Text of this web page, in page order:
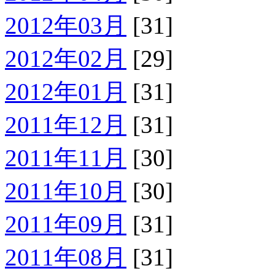
2012年03月 [31]
2012年02月 [29]
2012年01月 [31]
2011年12月 [31]
2011年11月 [30]
2011年10月 [30]
2011年09月 [31]
2011年08月 [31]